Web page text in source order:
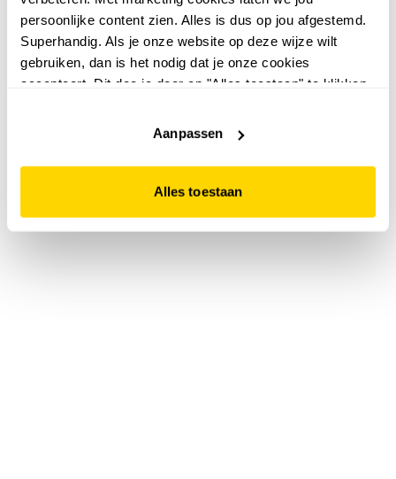
persoonlijke content zien. Alles is dus op jou afgestemd.
Superhandig. Als je onze website op deze wijze wilt
gebruiken, dan is het nodig dat je onze cookies
accepteert. Dit doe je door op "Alles toestaan" te klikken.
website niet optimaal functioneert.
Aanpassen
Alles toestaan